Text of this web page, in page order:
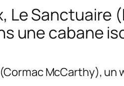
Le Sanctuaire
une cabane
(Cormac McCarthy),